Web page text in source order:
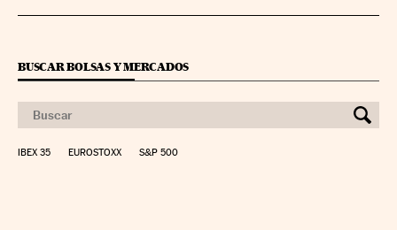
BUSCAR BOLSAS Y MERCADOS
IBEX 35 EUROSTOXX S&P 500